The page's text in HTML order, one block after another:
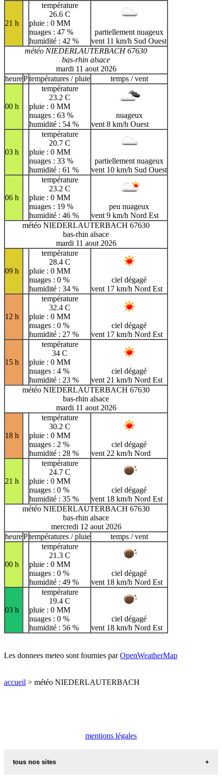
21 h
température
26.6 C
pluie : 0 MM
nuages : 47 %
humidité : 42 %
partiellement nuageux
vent 11 km/h Sud Ouest
météo NIEDERLAUTERBACH 67630
bas-rhin alsace
mardi 11 aout 2026
heurePtempératures / pluie temps / vent
00 h
température
23.2 C
pluie : 0 MM
nuages : 63 %
humidité : 54 %
nuageux
vent 8 km/h Ouest
03 h
température
20.7 C
pluie : 0 MM
nuages : 33 %
humidité : 61 %
partiellement nuageux
vent 10 km/h Sud Ouest
06 h
température
23.2 C
pluie : 0 MM
nuages : 19 %
humidité : 46 %
peu nuageux
vent 9 km/h Nord Est
météo NIEDERLAUTERBACH 67630
bas-rhin alsace
mardi 11 aout 2026
09 h
température
28.4 C
pluie : 0 MM
nuages : 0 %
humidité : 34 %
ciel dégagé
vent 17 km/h Nord Est
12 h
température
32.4 C
pluie : 0 MM
nuages : 0 %
humidité : 27 %
ciel dégagé
vent 17 km/h Nord Est
15 h
température
34 C
pluie : 0 MM
nuages : 4 %
humidité : 23 %
ciel dégagé
vent 21 km/h Nord Est
météo NIEDERLAUTERBACH 67630
bas-rhin alsace
mardi 11 aout 2026
18 h
température
30.2 C
pluie : 0 MM
nuages : 2 %
humidité : 28 %
ciel dégagé
vent 22 km/h Nord
21 h
température
24.7 C
pluie : 0 MM
nuages : 0 %
humidité : 35 %
ciel dégagé
vent 18 km/h Nord Est
météo NIEDERLAUTERBACH 67630
bas-rhin alsace
mercredi 12 aout 2026
heurePtempératures / pluie temps / vent
00 h
température
21.3 C
pluie : 0 MM
nuages : 0 %
humidité : 49 %
ciel dégagé
vent 18 km/h Nord Est
03 h
température
19.4 C
pluie : 0 MM
nuages : 0 %
humidité : 56 %
ciel dégagé
vent 18 km/h Nord Est
Les donnees meteo sont fournies parOpenWeatherMap
accueil > météo NIEDERLAUTERBACH
mentions légales
tous nos sites